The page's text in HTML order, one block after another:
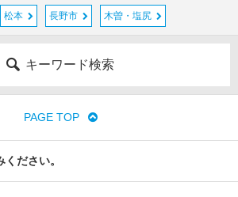
松本 長野市 木曽・塩尻
キーワード検索
PAGE TOP
ださい。